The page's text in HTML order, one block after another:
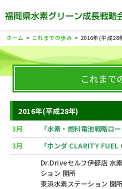
ホーム > これまでの歩み > 2016年(平成28
これまで
2016年(平成28年)
3月
「水素・燃料電池戦略ロ
3月
「ホンダ CLARITY
Dr.Driveセルフ伊都店 水
ション 開所
東浜水素ステーション 開